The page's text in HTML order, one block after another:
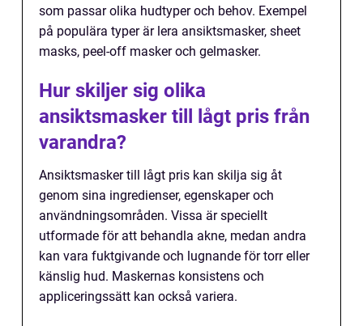
som passar olika hudtyper och behov. Exempel
på populära typer är lera ansiktsmasker, sheet
masks, peel-off masker och gelmasker.
Hur skiljer sig olika
ansiktsmasker till lågt pris från
varandra?
Ansiktsmasker till lågt pris kan skilja sig åt
genom sina ingredienser, egenskaper och
användningsområden. Vissa är speciellt
utformade för att behandla akne, medan andra
kan vara fuktgivande och lugnande för torr eller
känslig hud. Maskernas konsistens och
appliceringssätt kan också variera.